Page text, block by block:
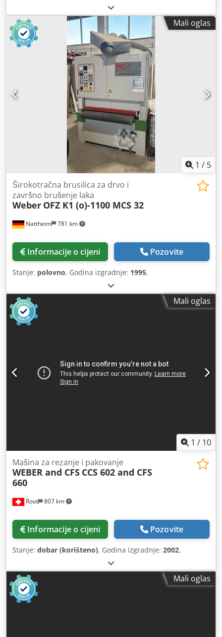
Mali oglas
1 / 5
Nattheim 781 km
Širokotračna brusilica za drvo i
završno brušenje laka
Weber OFZ K1 (o)-1100 MCS 32
Informacije o cijeni Pozovite
Stanje: polovno, Godina izgradnje: 1995,
Mali oglas
1 / 10
Root 807 km
Mašina za rezanje i pakovanje
WEBER and CFS CCS 602 and CFS
660
Informacije o cijeni Pozovite
Stanje: dobar (korišteno), Godina izgradnje: 2002,
Mali oglas